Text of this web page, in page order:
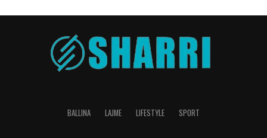
BALLINA LAJME LIFESTYLE SPORT